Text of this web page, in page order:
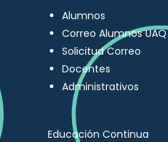
Alumnos
Correo Alumnos UAQ
Solicitud Correo
Docentes
Administrativos
Educación Continua